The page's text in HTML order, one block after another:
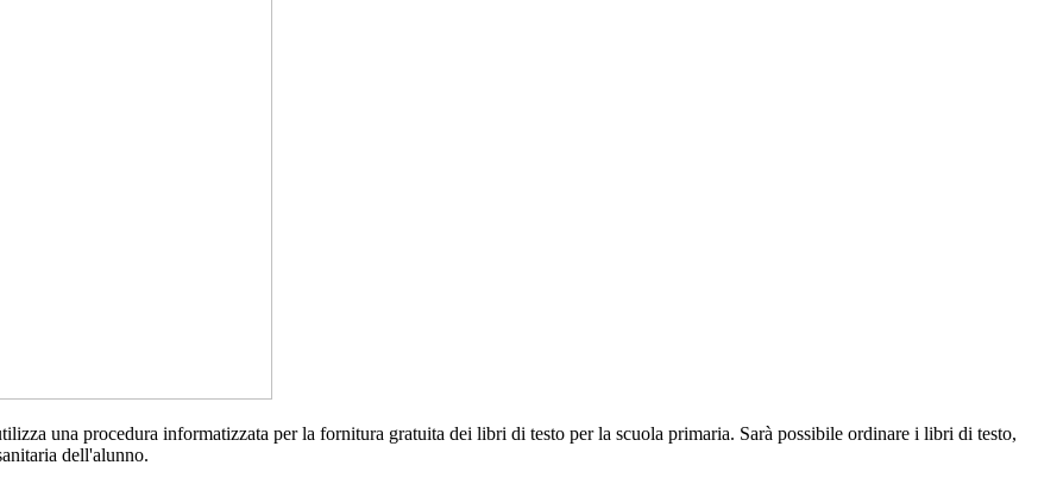
una procedura informatizzata per la fornitura gratuita dei libri di testo per la scuola primaria. Sarà possibile ordinare i libri di testo,
dell'alunno.